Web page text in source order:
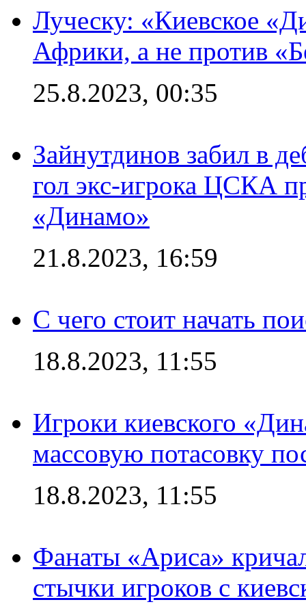
Луческу: «Киевское
Африки, а не против
25.8.2023, 00:35
Зайнутдинов забил в
гол экс-игрока ЦСКА
«Динамо»
21.8.2023, 16:59
С чего стоит начать
18.8.2023, 11:55
Игроки киевского
массовую потасовку
18.8.2023, 11:55
Фанаты «Ариса»
стычки игроков с